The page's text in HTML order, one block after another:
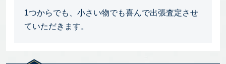
1つからでも、小さい物でも喜んで出張査定させ
ていただきます。